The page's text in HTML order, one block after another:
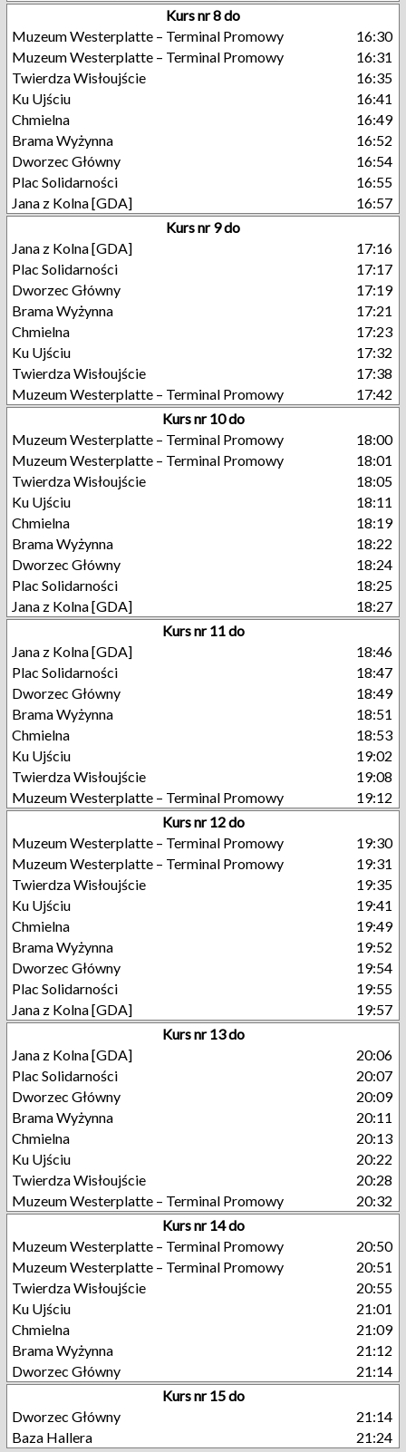
Kurs nr 8 do
Muzeum Westerplatte – Terminal Promowy
16:30
Muzeum Westerplatte – Terminal Promowy
16:31
Twierdza Wisłoujście
16:35
Ku Ujściu
16:41
Chmielna
16:49
Brama Wyżynna
16:52
Dworzec Główny
16:54
Plac Solidarności
16:55
Jana z Kolna [GDA]
16:57
Kurs nr 9 do
Jana z Kolna [GDA]
17:16
Plac Solidarności
17:17
Dworzec Główny
17:19
Brama Wyżynna
17:21
Chmielna
17:23
Ku Ujściu
17:32
Twierdza Wisłoujście
17:38
Muzeum Westerplatte – Terminal Promowy
17:42
Kurs nr 10 do
Muzeum Westerplatte – Terminal Promowy
18:00
Muzeum Westerplatte – Terminal Promowy
18:01
Twierdza Wisłoujście
18:05
Ku Ujściu
18:11
Chmielna
18:19
Brama Wyżynna
18:22
Dworzec Główny
18:24
Plac Solidarności
18:25
Jana z Kolna [GDA]
18:27
Kurs nr 11 do
Jana z Kolna [GDA]
18:46
Plac Solidarności
18:47
Dworzec Główny
18:49
Brama Wyżynna
18:51
Chmielna
18:53
Ku Ujściu
19:02
Twierdza Wisłoujście
19:08
Muzeum Westerplatte – Terminal Promowy
19:12
Kurs nr 12 do
Muzeum Westerplatte – Terminal Promowy
19:30
Muzeum Westerplatte – Terminal Promowy
19:31
Twierdza Wisłoujście
19:35
Ku Ujściu
19:41
Chmielna
19:49
Brama Wyżynna
19:52
Dworzec Główny
19:54
Plac Solidarności
19:55
Jana z Kolna [GDA]
19:57
Kurs nr 13 do
Jana z Kolna [GDA]
20:06
Plac Solidarności
20:07
Dworzec Główny
20:09
Brama Wyżynna
20:11
Chmielna
20:13
Ku Ujściu
20:22
Twierdza Wisłoujście
20:28
Muzeum Westerplatte – Terminal Promowy
20:32
Kurs nr 14 do
Muzeum Westerplatte – Terminal Promowy
20:50
Muzeum Westerplatte – Terminal Promowy
20:51
Twierdza Wisłoujście
20:55
Ku Ujściu
21:01
Chmielna
21:09
Brama Wyżynna
21:12
Dworzec Główny
21:14
Kurs nr 15 do
Dworzec Główny
21:14
Baza Hallera
21:24